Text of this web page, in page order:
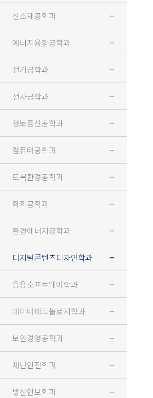
신소재공학과
에너지융합공학과
전기공학과
전자공학과
정보통신공학과
컴퓨터공학과
토목환경공학과
화학공학과
환경에너지공학과
디지털콘텐츠디자인학과
응용소프트웨어학과
데이터테크놀로지학과
보안경영공학과
재난안전학과
방산안보학과